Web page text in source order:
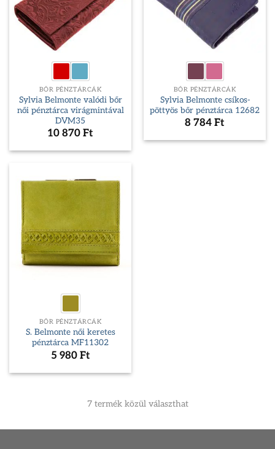
BŐR PÉNZTÁRCÁK
Sylvia Belmonte valódi bőr
női pénztárca virágmintával
DVM35
10 870 Ft
BŐR PÉNZTÁRCÁK
Sylvia Belmonte csíkos-
pöttyös bőr pénztárca 12682
8 784 Ft
BŐR PÉNZTÁRCÁK
S. Belmonte női keretes
pénztárca MF11302
5 980 Ft
7 termék közül választhat